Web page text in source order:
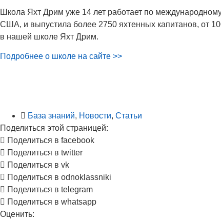
Школа Яхт Дрим уже 14 лет работает по
США, и выпустила более 2750 яхтенных капитанов, от
в нашей школе Яхт Дрим.
Подробнее о школе на сайте >>
База знаний, Новости, Статьи
Поделиться этой страницей:
Поделиться в facebook
Поделиться в twitter
Поделиться в vk
Поделиться в odnoklassniki
Поделиться в telegram
Поделиться в whatsapp
Оценить: